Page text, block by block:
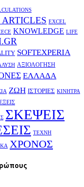
EXCEL
KNOWLEDGE LIFE
SOFTEXPERIA
ΑΞΙΟΛΟΓΗΣΗ
ΕΛΛΑΔΑ
ΖΩΗ ΙΣΤΟΡΙΕΣ ΚΙΝΗΤΡΑ
ΣΚΕΨΕΙΣ
ΤΕΧΝΗ
ΧΡΟΝΟΣ